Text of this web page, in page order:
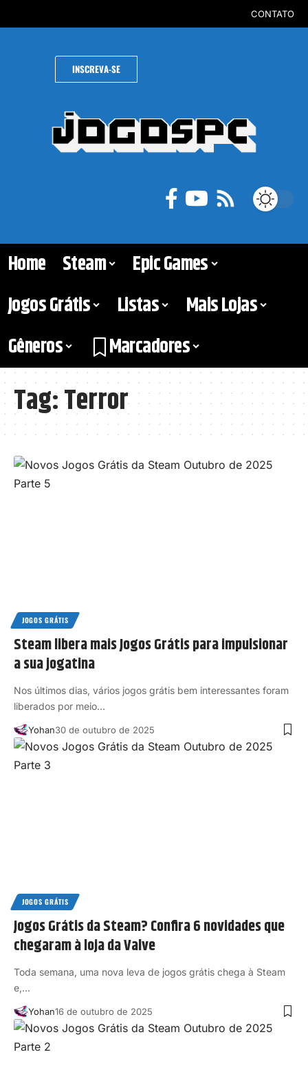
CONTATO
INSCREVA-SE
Home Steam
Epic Games
Jogos Grátis
Listas
Mais Lojas
Gêneros
Marcadores
Tag:Terror
JOGOS GRÁTIS
Steam libera mais Jogos Grátis para impulsionar
a sua jogatina
Nos últimos dias, vários jogos grátis bem interessantes foram
liberados por meio…
Yohan30 de outubro de 2025
JOGOS GRÁTIS
Jogos Grátis da Steam? Confira 6 novidades que
chegaram à loja da Valve
Toda semana, uma nova leva de jogos grátis chega à Steam
e,…
Yohan16 de outubro de 2025